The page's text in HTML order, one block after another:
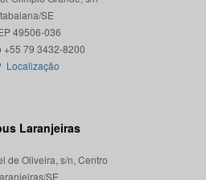
SE
49506-036
Localização
Laranjeiras
de Oliveira, s/n, Centro
SE